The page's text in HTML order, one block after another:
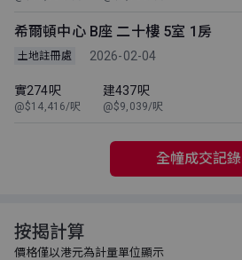
希爾頓中心 B座 二十樓 5室 1房
土地註冊處 2026-02-04
實274呎
@$14,416/呎
建437呎
@$9,039/呎
全幢成交記錄
按揭計算
價格僅以港元為計量單位顯示